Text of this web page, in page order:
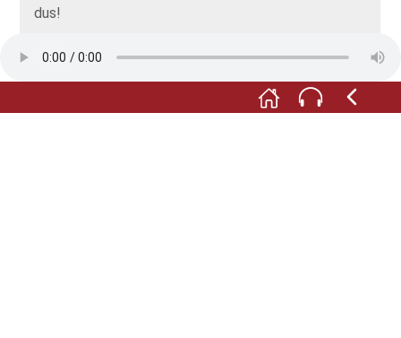
dus!
Boven op de kap zie je een klein molentje, de
de juiste richting staan als de wind draait. Want